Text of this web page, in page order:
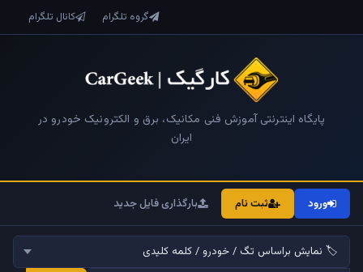
گروه تلگرام کانال تلگرام
پایگاه اینترنتی آموزش فنی مکانیک، برق و الکترونیک خودرو در
ایران
ورود ثبت نام بارگذاری فایل جدید